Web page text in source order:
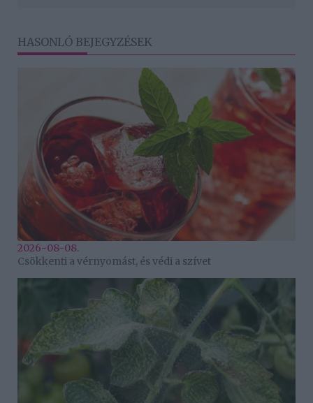
HASONLÓ BEJEGYZÉSEK
2026-08-08.
Csökkenti a vérnyomást, és védi a szívet